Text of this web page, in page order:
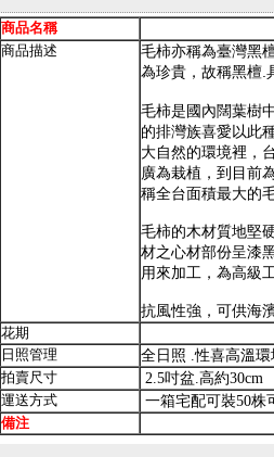
商品名稱
商品描述
毛柿亦稱為臺灣黑
為珍貴，故稱黑檀.
毛柿是國內闊葉樹
的排灣族喜愛以此
大自然的環境裡，
廣為栽植，到目前
稱全台面積最大的
毛柿的木材質地堅
材之心材部份呈漆
用來加工，為高級
抗風性強，可供海
花期
日照管理
全日照 .性喜高溫環
拍賣尺寸 2.5吋盆.高約
運送方式 一箱宅配可裝50株
備注